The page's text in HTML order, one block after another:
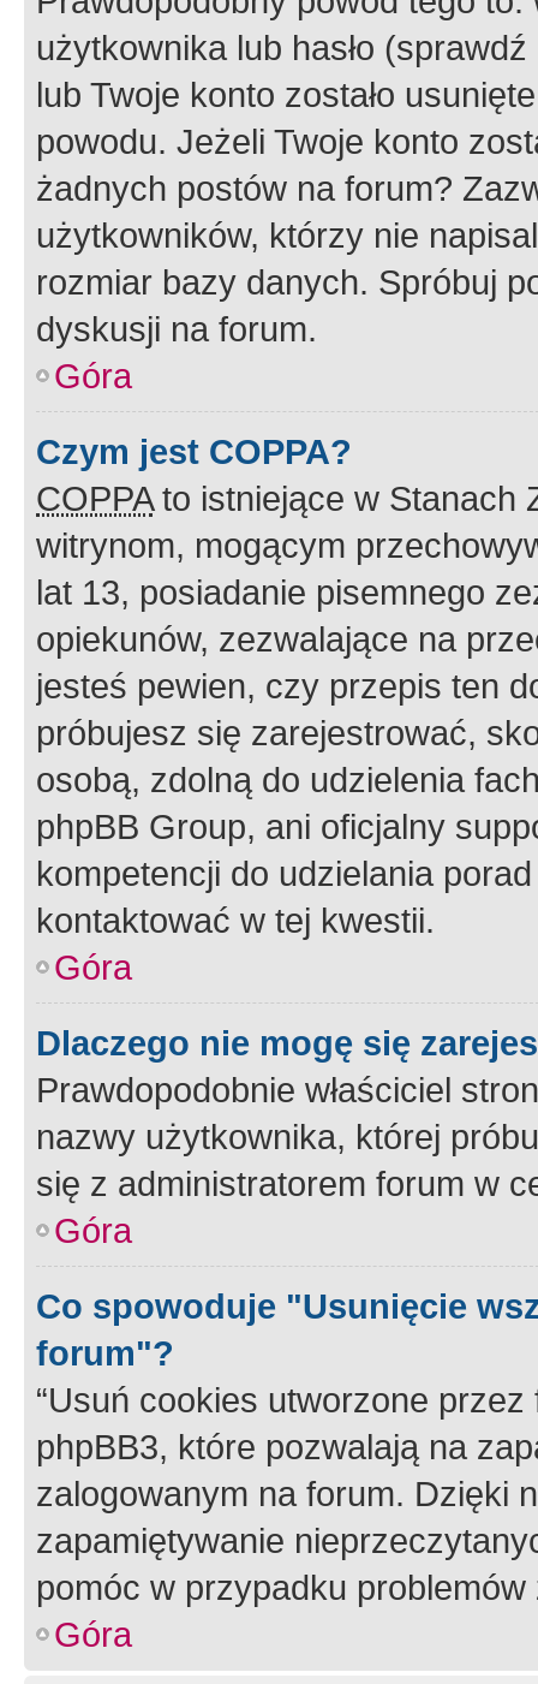
użytkownika lub hasło
lub Twoje konto zostało
powodu. Jeżeli Twoje konto
żadnych postów na forum?
użytkowników, którzy nie
rozmiar bazy danych. Spróbuj
dyskusji na forum.
Góra
Czym jest COPPA?
COPPAto istniejące w Stanach
witrynom, mogącym
lat 13, posiadanie pisemnego
opiekunów, zezwalające na
jesteś pewien, czy przepis ten
próbujesz się zarejestrować,
osobą, zdolną do udzielenia
phpBB Group, ani oficjalny
kompetencji do udzielania
kontaktować w tej kwestii.
Góra
Dlaczego nie mogę się
Prawdopodobnie właściciel
nazwy użytkownika, której
się z administratorem forum w
Góra
Co spowoduje "Usunięcie
forum"?
“Usuń cookies utworzone
phpBB3, które pozwalają na
zalogowanym na forum. Dzięki
zapamiętywanie
pomóc w przypadku
Góra